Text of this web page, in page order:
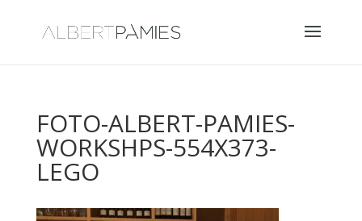
FOTO-ALBERT-PAMIES-
WORKSHPS-554X373-
LEGO